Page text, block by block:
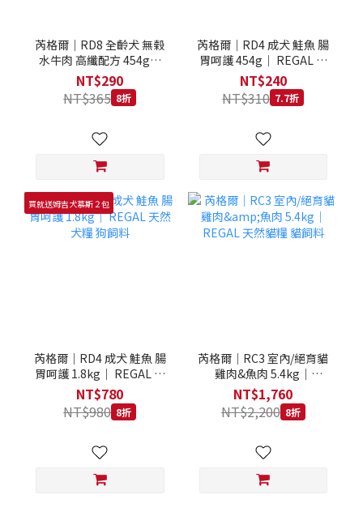
芮格爾｜RD8 全齡犬 無榖
水牛肉 高纖配方 454g｜
REGAL 天然犬糧 狗飼料
NT$290
NT$365 8折
芮格爾｜RD4 成犬 鮭魚 腸
胃呵護 454g｜ REGAL 天
然犬糧 狗飼料
NT$240
NT$310 7.7折
買就送姆吉犬慕斯２包
芮格爾｜RD4 成犬 鮭魚 腸
胃呵護 1.8kg｜ REGAL 天
然犬糧 狗飼料
NT$780
NT$980 8折
芮格爾｜RC3 室內/絕育貓
雞肉&魚肉 5.4kg｜
REGAL 天然貓糧 貓飼料
NT$1,760
NT$2,200 8折